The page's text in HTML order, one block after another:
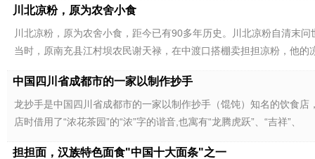
川北凉粉，原为农舍小食
川北凉粉，原为农舍小食，距今已有90多年历史。川北凉粉自清末
当时，原南充县江村坝农民谢天禄，在中渡口搭棚卖担担凉粉，他的
中国四川省成都市的一家以制作抄手
龙抄手是中国四川省成都市的一家以制作抄手（馄饨）知名的饮食
店时借用了“浓花茶园”的“浓”字的谐音,也寓有“龙腾虎跃”、“吉祥”、
担担面，汉族特色面食"中国十大面条"之一